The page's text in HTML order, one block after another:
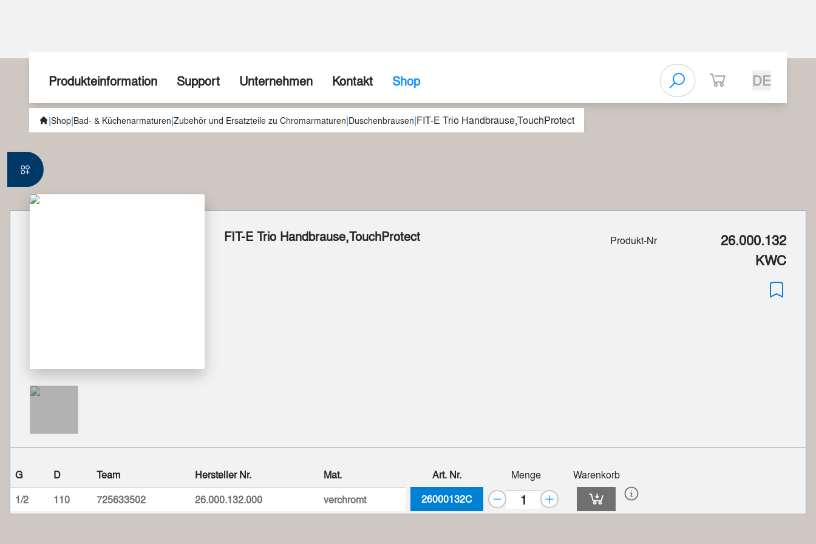
Produkteinformation
Aktionen
Support
Wir zeigen wie
Beispiele aus unserer Werkstatt
Downloads
Schulungen
Unternehmen
Über uns
Handelspartner
Jobs
Kontakt
Firma / Abholshop
Shop DE
|Shop|Bad- & Küchenarmaturen|Zubehör und Ersatzteile zu Chromarmaturen|Duschenbrausen|FIT-E Trio Handbrause,TouchProtect
FIT-E Trio Handbrause,TouchProtect Produkt-Nr
26.000.132
KWC
G D Team Hersteller Nr. Mat. Art. Nr. Menge
Warenkorb
1/2
110 725633502 26.000.132.000 verchromt 26000132C